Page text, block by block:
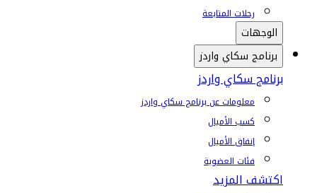
رحلات المتابعة
الوجهات
برنامج سكاي واردز
برنامج سكاي واردز
معلومات عن برنامج سكاي واردز
كسب الأميال
إنفاق الأميال
فئات العضوية
اكتشف المزيد